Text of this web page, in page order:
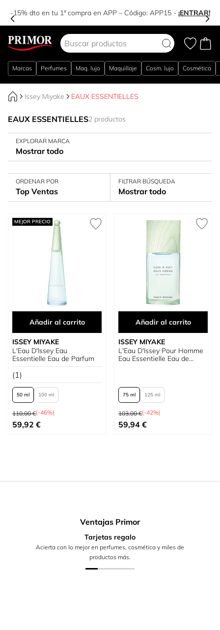
-15% dto en tu 1ª compra en APP – Código: APP15- ¡ENTRAR!
Marcas Perfumes Maq. lujo Maquillaje Cosm. lujo Cosmética
Issey Miyake EAUX ESSENTIELLES
EAUX ESSENTIELLES2 productos
EXPLORAR MARCA
Mostrar todo
ORDENAR POR
Top Ventas
FILTRAR BÚSQUEDA
Mostrar todo
MEJOR PRECIO
Añadir al carrito
ISSEY MIYAKE
L'Eau D'Issey Eau
Essentielle Eau de Parfum
(1)
50 ml 100 ml
Precio habitual
110,00 €(-46%)
Tan bajo como
59,92 €
Añadir al carrito
ISSEY MIYAKE
L'Eau D'Issey Pour Homme
Eau Essentielle Eau de
75 ml 125 ml
Precio habitual
103,00 €(-42%)
Tan bajo como
59,94 €
Ventajas Primor
Tarjetas regalo
Acierta con lo mejor en perfumes, cosmética y miles de
productos más.